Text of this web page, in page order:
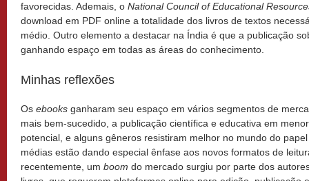
favorecidas. Ademais, o National Council of Educational
download em PDF online a totalidade dos livros de textos
médio. Outro elemento a destacar na Índia é que a publicação
ganhando espaço em todas as áreas do conhecimento.
Minhas reflexões
Os ebooks ganharam seu espaço em vários segmentos de
mais bem-sucedido, a publicação científica e educativa em
potencial, e alguns gêneros resistiram melhor no mundo do
médias estão dando especial ênfase aos novos formatos de
recentemente, um boom do mercado surgiu por parte dos